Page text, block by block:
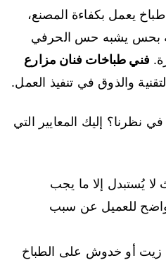
يعمل بكفاءة المصنع،
بحس يشبه حس الحرفي
فني طباخات فنان مزارع
والذوق في تنفيذ العمل.
نظرنا؟ إليك المعايير التي
لا يُستبدل إلا ما يجب
واضح للعميل عن سبب
زيت أو خدوش على الطباخ